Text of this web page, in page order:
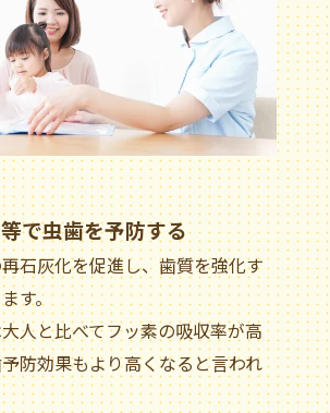
で虫歯を予防する
石灰化を促進し、歯質を強化す
す。
人と比べてフッ素の吸収率が高
防効果もより高くなると言われ